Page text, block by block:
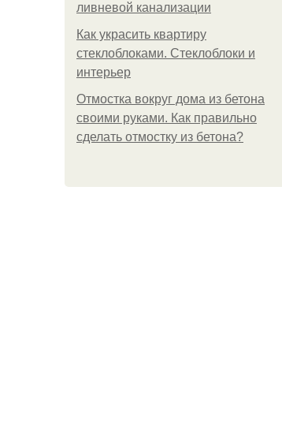
ливневой канализации
Как украсить квартиру
стеклоблоками. Стеклоблоки и
интерьер
Отмостка вокруг дома из бетона
своими руками. Как правильно
сделать отмостку из бетона?